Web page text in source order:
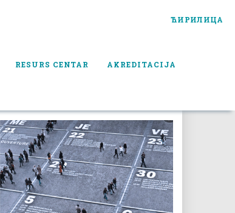
ЋИРИЛИЦА
RESURS CENTAR AKREDITACIJA